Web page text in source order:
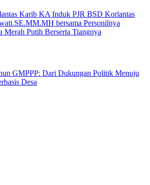
Karib KA Induk PJR BSD Korlantas
bersama Personilnya
Merah Putih Berserta Tiangnya
GMPPP: Dari Dukungan Politik Menuju
Desa